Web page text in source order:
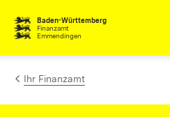
Zum Inhalt springen
Baden-Württemberg
Finanzamt
Emmendingen
Ihr Finanzamt